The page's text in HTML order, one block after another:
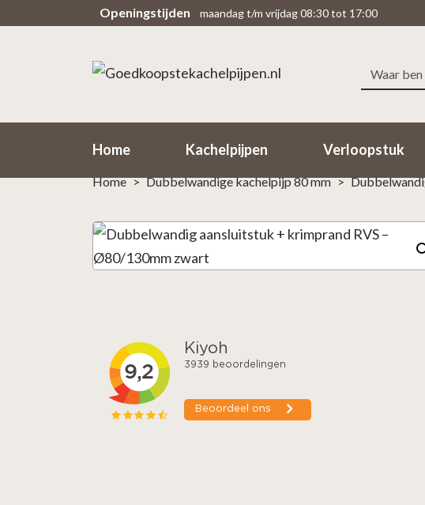
Openingstijden maandag t/m vrijdag 08:30 tot 17:00
Zoeken
naar:
Home Kachelpijpen Verloopstuk
Snelle levering
Home > Dubbelwandige kachelpijp 80 mm >